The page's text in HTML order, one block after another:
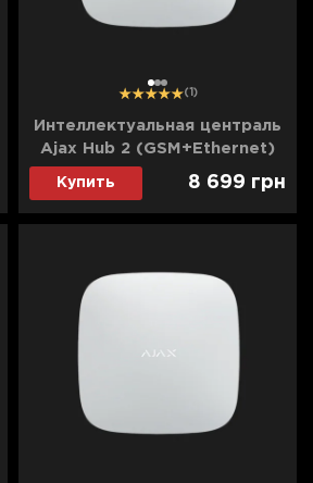
12 3 (1)
Интеллектуальная централь
Ajax Hub 2 (GSM+Ethernet)
(White)
Купить 8 699 грн